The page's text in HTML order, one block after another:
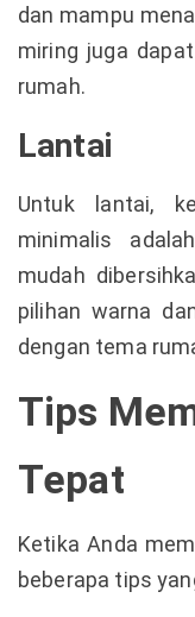
dan mampu
miring juga
rumah.
Lantai
Untuk lantai,
minimalis
mudah
pilihan warna
dengan tema
Tips
Tepat
Ketika Anda
beberapa tips